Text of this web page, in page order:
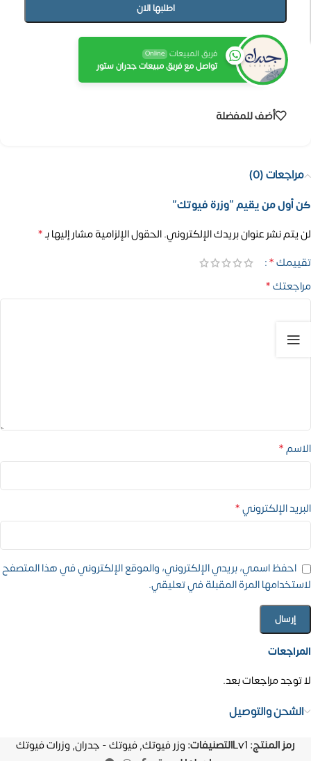
اطلبها الان
فريق المبيعات Online
تواصل مع فريق مبيعات جدران ستور
أضف للمفضلة
مراجعات (0)
المراجعات
لا توجد مراجعات بعد.
كن أول من يقيم “وزرة فيوتك”
لن يتم نشر عنوان بريدك الإلكتروني.الحقول الإلزامية مشار إليها بـ*
تقييمك*
مراجعتك*
الاسم*
البريد الإلكتروني*
احفظ اسمي، بريدي الإلكتروني، والموقع الإلكتروني في هذا المتصفح
لاستخدامها المرة المقبلة في تعليقي.
الشحن والتوصيل
رمز المنتج: Lv1التصنيفات: وزر فيوتك,فيوتك - جدران, وزرات فيوتك